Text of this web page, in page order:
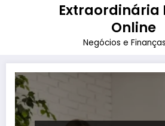
Extraordinária
Online
Negócios e Finanças
Página inicial marketing digital